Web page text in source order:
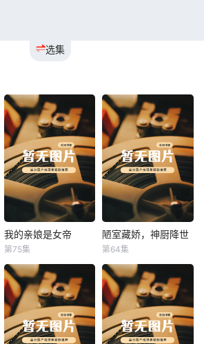
选集
我的亲娘是女帝
我的亲娘是女帝
第75集
陋室藏娇，神厨降世
陋室藏娇，神厨降世
第64集